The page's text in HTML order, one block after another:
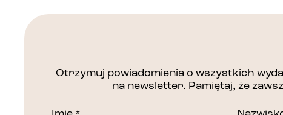
Otrzymuj powiadomienia o wszystkich
na newsletter. Pamiętaj, że